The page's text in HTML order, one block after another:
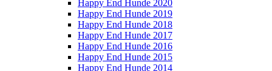
Happy End Hunde 2020
Happy End Hunde 2019
Happy End Hunde 2018
Happy End Hunde 2017
Happy End Hunde 2016
Happy End Hunde 2015
Happy End Hunde 2014